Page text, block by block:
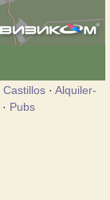
Castillos· Alquiler-
· Pubs